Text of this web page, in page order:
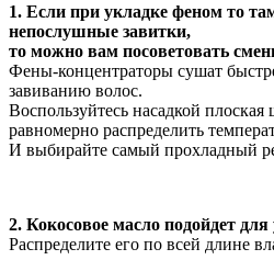
1. Если при укладке феном то
непослушные завитки,
то можно вам посоветовать
Фены-концентраторы сушат
завиванию волос.
Воспользуйтесь насадкой
равномерно распределить
И выбирайте самый прохладный
2. Кокосовое масло подойдет
Распределите его по всей длине